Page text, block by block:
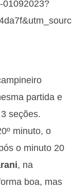
01092023?
partida e
seções.
minuto, o
o minuto 20
, na
boa, mas